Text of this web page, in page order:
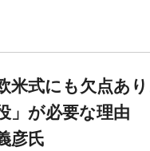
米式にも欠点あ
」が必要な理由
彦氏